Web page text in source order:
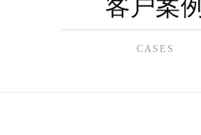
客户案例
CASES